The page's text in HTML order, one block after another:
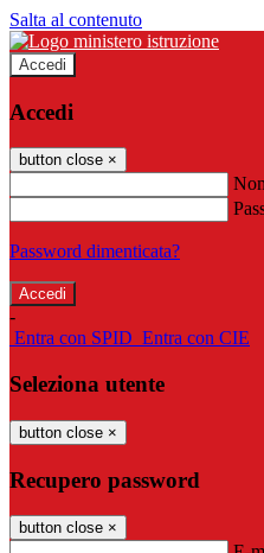
Salta al contenuto
Accedi
Accedi
button close ×
Password dimenticata?
-
Entra con SPID Entra con CIE
Seleziona utente
button close ×
Recupero password
button close ×